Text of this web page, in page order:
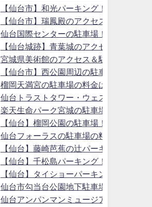
【仙台市】和光パーキング！料金や提携
【仙台市】瑞鳳殿のアクセス＆駐車場！
仙台国際センターの駐車場！料金は？周
【仙台城跡】青葉城のアクセス＆駐車場
宮城県美術館のアクセス＆駐車場！料金
【仙台市】西公園周辺の駐車場！予約で
榴岡天満宮の駐車場の料金は無料？周辺
仙台トラストタワー・ウェスティンホテ
楽天生命パーク宮城の駐車場！料金や周
【仙台】榴岡公園の駐車場！料金は？
仙台フォーラスの駐車場の料金は？周辺
【仙台】藤崎芭蕉の辻パーキング！料
【仙台】千松島パーキング！料金や提携
【仙台】タイショーパーキング！料金や
仙台市勾当台公園地下駐車場！料金や提
仙台アンパンマンミュージアムの駐車場